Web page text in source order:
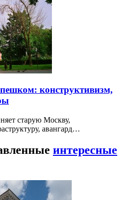
конструктивизм,
старую Москву,
авангард…
интересные